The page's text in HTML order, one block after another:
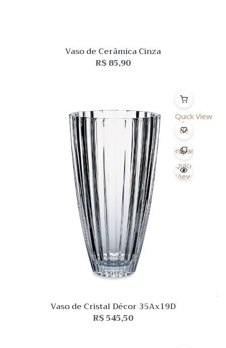
Vaso de Cerâmica Cinza
R$85,90
Quick View
Lista
de
Desejo
Comparar
Quick
View
Vaso de Cristal Décor 35Ax19D
R$545,50